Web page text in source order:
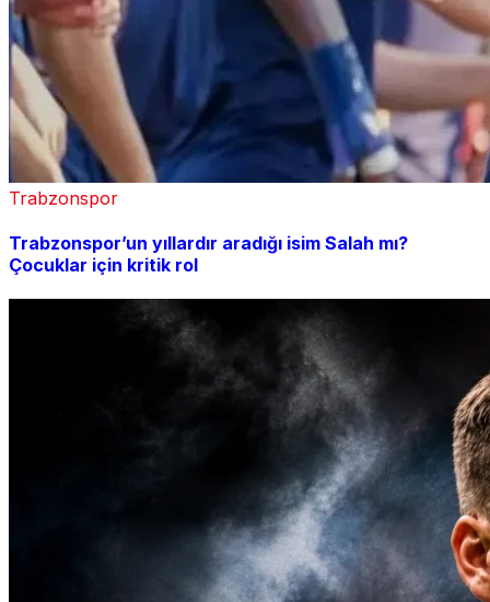
Trabzonspor
Trabzonspor’un yıllardır aradığı isim Salah mı?
Çocuklar için kritik rol